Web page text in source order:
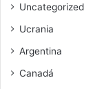
Uncategorized
Ucrania
Argentina
Canadá